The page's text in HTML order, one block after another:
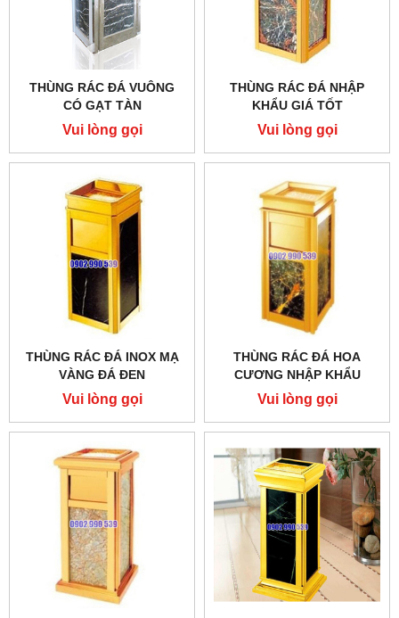
THÙNG RÁC ĐÁ VUÔNG
CÓ GẠT TÀN
Vui lòng gọi
THÙNG RÁC ĐÁ NHẬP
KHẨU GIÁ TỐT
Vui lòng gọi
THÙNG RÁC ĐÁ INOX MẠ
VÀNG ĐÁ ĐEN
Vui lòng gọi
THÙNG RÁC ĐÁ HOA
CƯƠNG NHẬP KHẨU
Vui lòng gọi